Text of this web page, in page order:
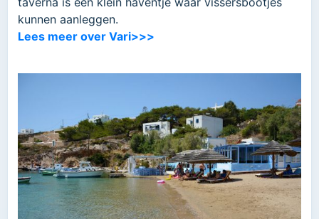
kunnen aanleggen.
Lees meer over Vari>>>